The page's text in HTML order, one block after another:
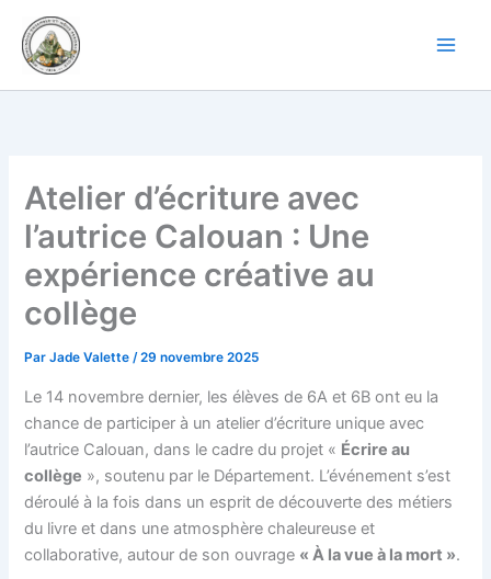
contenu
Atelier d’écriture avec
l’autrice Calouan : Une
expérience créative au
collège
ParJade Valette/29 novembre 2025
Le 14 novembre dernier, les élèves de 6A et 6B ont eu la
chance de participer à un atelier d’écriture unique avec
l’autrice Calouan, dans le cadre du projet « Écrire au
collège », soutenu par le Département. L’événement s’est
déroulé à la fois dans un esprit de découverte des métiers
du livre et dans une atmosphère chaleureuse et
collaborative, autour de son ouvrage « À la vue à la mort ».